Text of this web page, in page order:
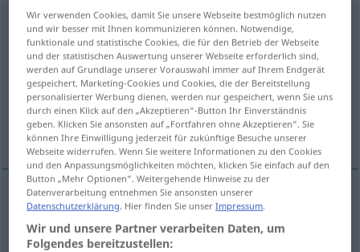
Missetäterm <Missetäters;Missetäter> GEH,Missetäterin
Missetäterin;Missetäterinnen>
Übersicht aller Übersetzungen
(Für mehr Details die Übersetzung anklicken/antippen)
malhechora
malhechor(a)m(f) Missetäter
Wir verwenden Cookies, damit Sie unsere Webseite bestmöglich nutzen
und wir besser mit Ihnen kommunizieren können. Notwendige,
funktionale und statistische Cookies, die für den Betrieb der Webseite
und der statistischen Auswertung unserer Webseite erforderlich sind,
werden auf Grundlage unserer Vorauswahl immer auf Ihrem Endgerät
gespeichert. Marketing-Cookies und Cookies, die der Bereitstellung
personalisierter Werbung dienen, werden nur gespeichert, wenn Sie uns
durch einen Klick auf den „Akzeptieren“-Button Ihr Einverständnis
geben. Klicken Sie ansonsten auf „Fortfahren ohne Akzeptieren“. Sie
können Ihre Einwilligung jederzeit für zukünftige Besuche unserer
Webseite widerrufen. Wenn Sie weitere Informationen zu den Cookies
und den Anpassungsmöglichkeiten möchten, klicken Sie einfach auf den
Button „Mehr Optionen“. Weitergehende Hinweise zu der
Datenverarbeitung entnehmen Sie ansonsten unserer
Datenschutzerklärung. Hier finden Sie unserImpressum.
Wir und unsere Partner verarbeiten Daten, um
Folgendes bereitzustellen: